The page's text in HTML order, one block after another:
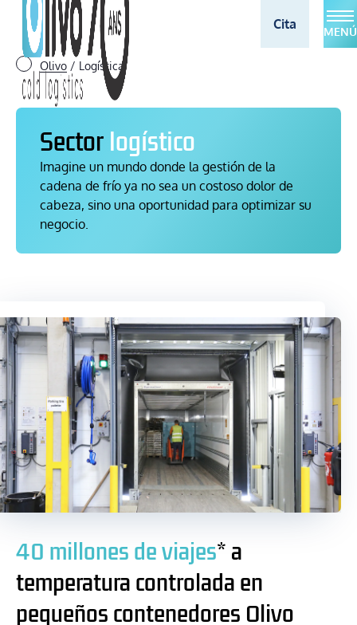
Cita MENÚ
Olivo / Logística
Sector logístico
Imagine un mundo donde la gestión de la
cadena de frío ya no sea un costoso dolor de
cabeza, sino una oportunidad para optimizar su
negocio.
40 millones de viajes* a
temperatura controlada en
pequeños contenedores Olivo